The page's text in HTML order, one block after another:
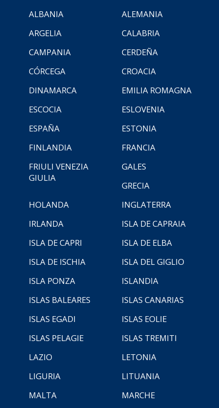
ALBANIA
ALEMANIA
ARGELIA
CALABRIA
CAMPANIA
CERDEÑA
CÓRCEGA
CROACIA
DINAMARCA
EMILIA ROMAGNA
ESCOCIA
ESLOVENIA
ESPAÑA
ESTONIA
FINLANDIA
FRANCIA
FRIULI VENEZIA
GIULIA
GALES
GRECIA
HOLANDA
INGLATERRA
IRLANDA
ISLA DE CAPRAIA
ISLA DE CAPRI
ISLA DE ELBA
ISLA DE ISCHIA
ISLA DEL GIGLIO
ISLA PONZA
ISLANDIA
ISLAS BALEARES
ISLAS CANARIAS
ISLAS EGADI
ISLAS EOLIE
ISLAS PELAGIE
ISLAS TREMITI
LAZIO
LETONIA
LIGURIA
LITUANIA
MALTA
MARCHE